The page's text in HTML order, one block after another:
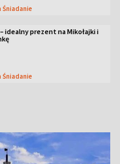
Śniadanie
idealny prezent na Mikołajki i
Śniadanie